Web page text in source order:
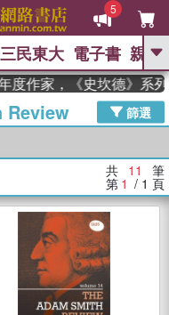
5
GO
圭吾 、 高希均教授回憶錄
、 父親節 、 花開錦
、 數學女孩：黎曼猜想
如果歷史是一
漫遊錄
三民東大 電子書 親子
作家，《史坎德》系列
Review
篩選
共 11 筆
第 1 / 1 頁